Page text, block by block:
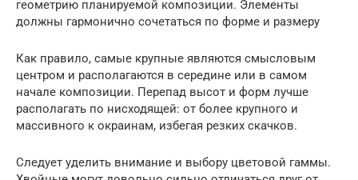
геометрию планируемой композиции. Элементы
должны гармонично сочетаться по форме и размеру
Как правило, самые крупные являются смысловым
центром и располагаются в середине или в самом
начале композиции. Перепад высот и форм лучше
располагать по нисходящей: от более крупного и
массивного к окраинам, избегая резких скачков.
Следует уделить внимание и выбору цветовой гаммы.